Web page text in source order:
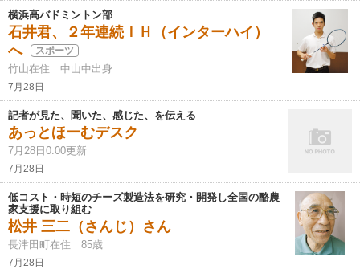
横浜高バドミントン部
石井君、２年連続ＩＨ（インターハイ）
へ
スポーツ
竹山在住 中山中出身
7月28日
記者が見た、聞いた、感じた、を伝える
あっとほーむデスク
7月28日0:00更新
7月28日
低コスト・時短のチーズ製造法を研究・開発し全国の酪農
家支援に取り組む
松井 三二（さんじ）さん
長津田町在住 85歳
7月28日